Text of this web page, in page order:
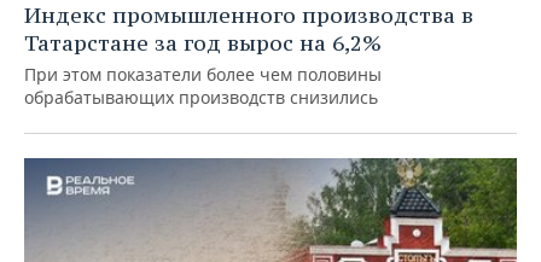
Индекс промышленного производства в
Татарстане за год вырос на 6,2%
При этом показатели более чем половины
обрабатывающих производств снизились